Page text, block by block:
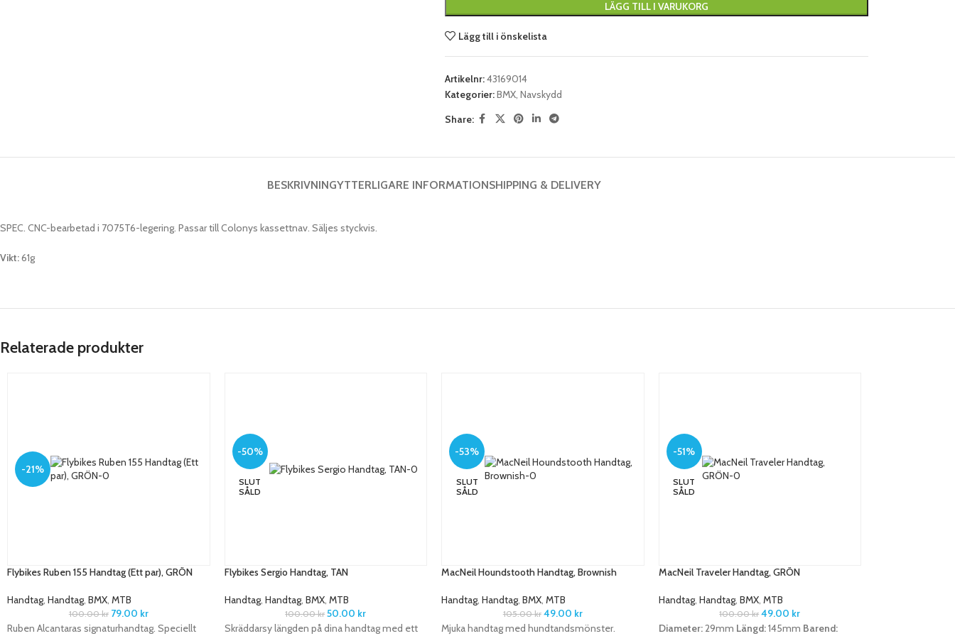
LÄGG TILL I VARUKORG
Lägg till i önskelista
Artikelnr:43169014
Kategorier:BMX, Navskydd
Share:
BESKRIVNINGYTTERLIGARE INFORMATIONSHIPPING & DELIVERY
SPEC. CNC-bearbetad i 7075T6-legering. Passar till Colonys kassettnav. Säljes styckvis.
Vikt:61g
Relaterade produkter
-21%
Flybikes Ruben 155 Handtag (Ett par), GRÖN
Handtag, Handtag, BMX, MTB
100.00kr 79.00 kr
Ruben Alcantaras signaturhandtag. Speciellt
-50%
SLUT
SÅLD
Flybikes Sergio Handtag, TAN
Handtag, Handtag, BMX, MTB
100.00kr 50.00 kr
Skräddarsy längden på dina handtag med ett
-53%
SLUT
SÅLD
MacNeil Houndstooth Handtag, Brownish
Handtag, Handtag, BMX, MTB
105.00kr 49.00 kr
Mjuka handtag med hundtandsmönster.
-51%
SLUT
SÅLD
MacNeil Traveler Handtag, GRÖN
Handtag, Handtag, BMX, MTB
100.00kr 49.00 kr
Diameter:29mm Längd:145mm Barend: